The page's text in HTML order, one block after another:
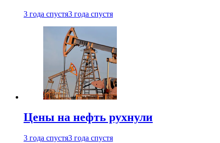
3 года спустя3 года спустя
Цены на нефть рухнули
3 года спустя3 года спустя